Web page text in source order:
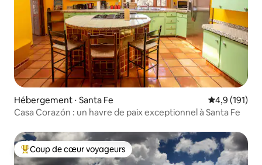
Hébergement ⋅ Santa Fe Évaluation
4,9 (191)
Casa Corazón : un havre de paix exceptionnel à Santa Fe
Coups de cœur voyageurs les plus appréciés
Coup de cœur voyageurs